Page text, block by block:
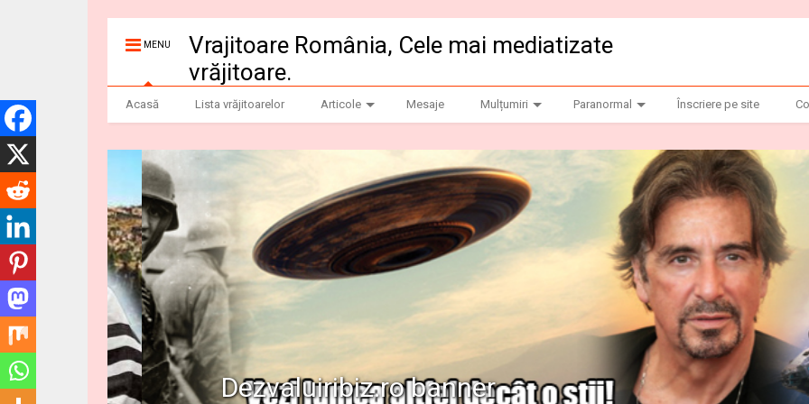
MENU
Vrajitoare România, Cele mai mediatizate
vrăjitoare.
Acasă Lista vrăjitoarelor Articole Mesaje Mulțumiri Paranormal Înscriere pe site
Dezvaluiribiz.ro banner